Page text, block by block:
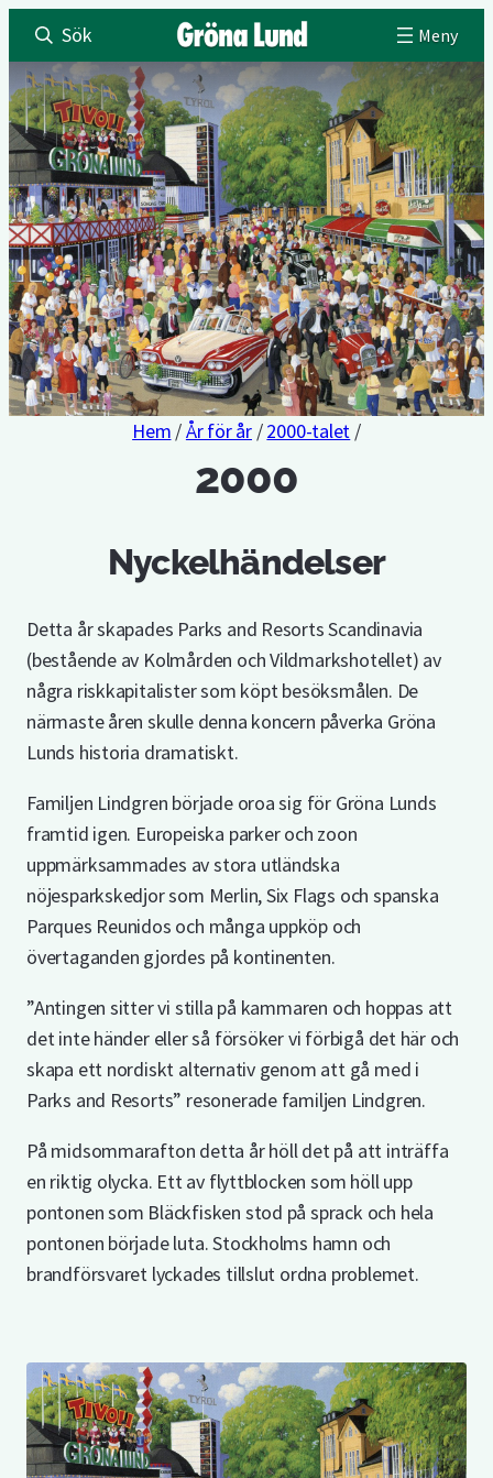
Sök
Hem /År för år /2000-talet /
2000
Nyckelhändelser
Detta år skapades Parks and Resorts Scandinavia
(bestående av Kolmården och Vildmarkshotellet) av
några riskkapitalister som köpt besöksmålen. De
närmaste åren skulle denna koncern påverka Gröna
Lunds historia dramatiskt.
Familjen Lindgren började oroa sig för Gröna Lunds
framtid igen. Europeiska parker och zoon
uppmärksammades av stora utländska
nöjesparkskedjor som Merlin, Six Flags och spanska
Parques Reunidos och många uppköp och
övertaganden gjordes på kontinenten.
”Antingen sitter vi stilla på kammaren och hoppas att
det inte händer eller så försöker vi förbigå det här och
skapa ett nordiskt alternativ genom att gå med i
Parks and Resorts” resonerade familjen Lindgren.
På midsommarafton detta år höll det på att inträffa
en riktig olycka. Ett av flyttblocken som höll upp
pontonen som Bläckfisken stod på sprack och hela
pontonen började luta. Stockholms hamn och
brandförsvaret lyckades tillslut ordna problemet.